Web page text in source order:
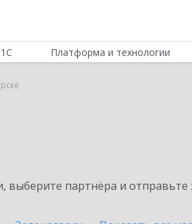
Платформа и технологии
партнёра и отправьте